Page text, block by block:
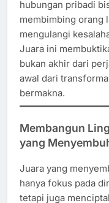
hubungan pribadi
membimbing orang
mengulangi
Juara ini
bukan akhir dari
awal dari
bermakna.
Membangun
yang
Juara yang
hanya fokus pada
tetapi juga